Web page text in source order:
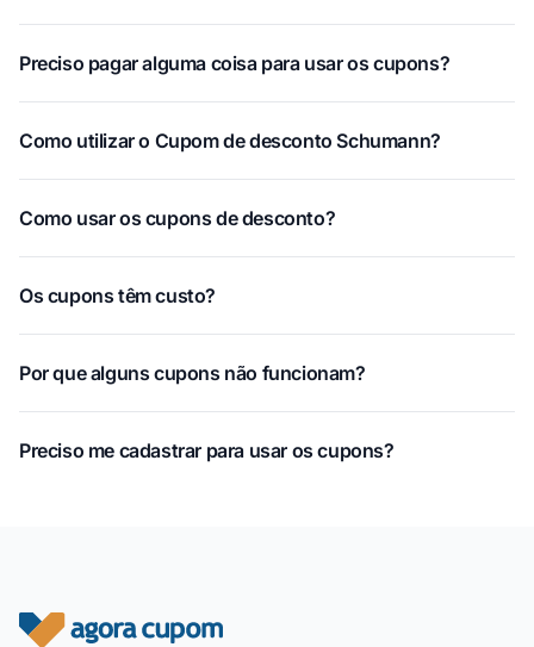
Preciso pagar alguma coisa para usar os cupons?
Como utilizar o Cupom de desconto Schumann?
Como usar os cupons de desconto?
Os cupons têm custo?
Por que alguns cupons não funcionam?
Preciso me cadastrar para usar os cupons?
Rodapé do site